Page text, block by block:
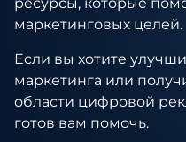
ресурсы, которые
маркетинговых целей.
Если вы хотите
маркетинга или
области цифровой
готов вам помочь.